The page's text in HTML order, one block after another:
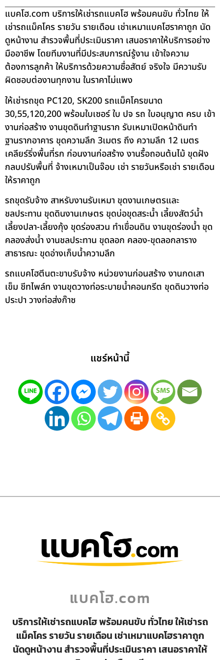
แบคโฮ.com บริการให้เช่ารถแบคโฮ พร้อมคนขับ ทั่วไทย ให้
เช่ารถแม็คโคร รายวัน รายเดือน เช่าเหมาแบคโฮราคาถูก นัด
ดูหน้างาน สำรวจพื้นที่ประเมินราคา เสนอราคาให้บริการอย่าง
มืออาชีพ โดยทีมงานที่มีประสบการณ์รู้งาน เข้าใจความ
ต้องการลูกค้า ให้บริการด้วยความซื่อสัตย์ จริงใจ มีความรับ
ผิดชอบต่องานทุกงาน ในราคาไม่แพง
ให้เช่ารถขุด PC120, SK200 รถแม็คโครขนาด
30,55,120,200 พร้อมใบเซอร์ ใบ ปจ รถ ใบอนุญาต ครบ เข้า
งานก่อสร้าง งานขุดดินทำฐานราก รับเหมาเปิดหน้าดินทำ
ฐานรากอาคาร ขุดความลึก 3เมตร ถึง ความลึก 12 เมตร
เคลียร์ริ่งพื้นที่รก ก่อนงานก่อสร้าง งานรื้อถอนต้นไม้ ขุดฝัง
กลบปรับพื้นที่ จ้างเหมาเป็นจ๊อบ เช่า รายวันหรือเช่า รายเดือน
ให้ราคาถูก
รถขุดรับจ้าง สาหรับงานรับเหมา ขุดงานเกษตรและ
ชลประทาน ขุดดินงานเกษตร ขุดบ่อขุดสระน้ำ เลี้ยงสัตว์น้ำ
เลี้ยงปลา-เลี้ยงกุ้ง ขุดร่องสวน ทำเขื่อนดิน งานขุดร่องน้ำ ขุด
คลองส่งน้ำ งานชลประทาน ขุดลอก คลอง-ขุดลอกลาราง
สาธารณะ ขุดอ่างเก็บน้ำความลึก
รถแบคโฮตีนตะขาบรับจ้าง หน่วยงานก่อนสร้าง งานกดเสา
เข็ม ชีทไพล์ท งานขุดวางท่อระบายน้ำคอนกรีต ขุดดินวางท่อ
ประปา วางท่อส่งก๊าซ
แชร์หน้านี้
แบคโฮ.com
บริการให้เช่ารถแบคโฮ พร้อมคนขับ ทั่วไทย ให้เช่ารถ
แม็คโคร รายวัน รายเดือน เช่าเหมาแบคโฮราคาถูก
นัดดูหน้างาน สำรวจพื้นที่ประเมินราคา เสนอราคาให้